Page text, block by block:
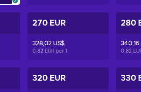
270 EUR
328,02 US$
0.82 EUR per 1
280
340,16
0.82
320 EUR 330